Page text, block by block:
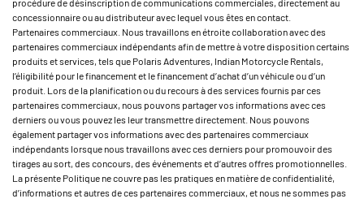
procédure de désinscription de communications commerciales, directement au
concessionnaire ou au distributeur avec lequel vous êtes en contact.
Partenaires commerciaux. Nous travaillons en étroite collaboration avec des
partenaires commerciaux indépendants afin de mettre à votre disposition certains
produits et services, tels que Polaris Adventures, Indian Motorcycle Rentals,
l’éligibilité pour le financement et le financement d’achat d’un véhicule ou d’un
produit. Lors de la planification ou du recours à des services fournis par ces
partenaires commerciaux, nous pouvons partager vos informations avec ces
derniers ou vous pouvez les leur transmettre directement. Nous pouvons
également partager vos informations avec des partenaires commerciaux
indépendants lorsque nous travaillons avec ces derniers pour promouvoir des
tirages au sort, des concours, des événements et d’autres offres promotionnelles.
La présente Politique ne couvre pas les pratiques en matière de confidentialité,
d’informations et autres de ces partenaires commerciaux, et nous ne sommes pas